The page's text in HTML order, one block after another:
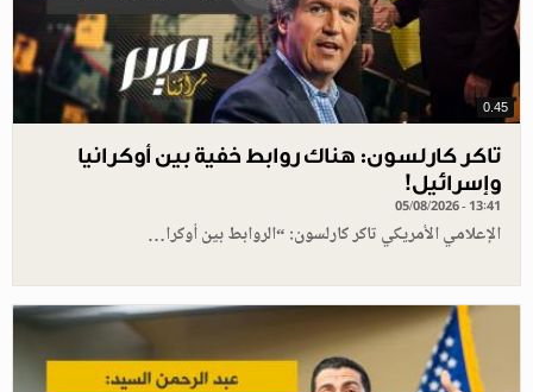
0.45
تاكر كارلسون: هناك روابط خفية بين أوكرانيا
وإسرائيل!
05/08/2026 - 13:41
الإعلامي الأمريكي تاكر كارلسون: “الروابط بين أوكرا…